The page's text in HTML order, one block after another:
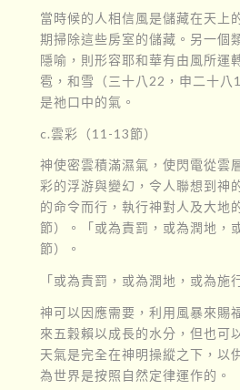
當時候的人相信風是儲藏在天上
期掃除這些房室的儲藏。另一個
隱喻，則形容耶和華有由風所運
雹，和雪（三十八22，申二十八
是祂口中的氣。
c.雲彩（11-13節）
神使密雲積滿濕氣，使閃電從雲
彩的浮游與變幻，令人聯想到神
的命令而行，執行神對人及大地
節）。「或為責罰，或為潤地，
節）。
「或為責罰，或為潤地，或為施
神可以因應需要，利用風暴來賜
來五穀賴以成長的水分，但也可
天氣是完全在神明操縱之下，以
為世界是按照自然定律運作的。